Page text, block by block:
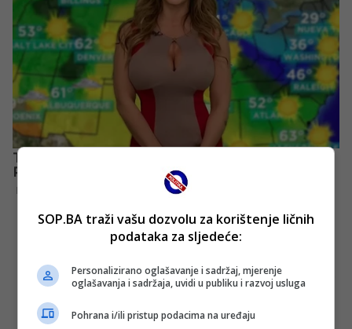
SOP.BA traži vašu dozvolu za korištenje ličnih
podataka za sljedeće:
Personalizirano oglašavanje i sadržaj, mjerenje
oglašavanja i sadržaja, uvidi u publiku i razvoj usluga
Pohrana i/ili pristup podacima na uređaju